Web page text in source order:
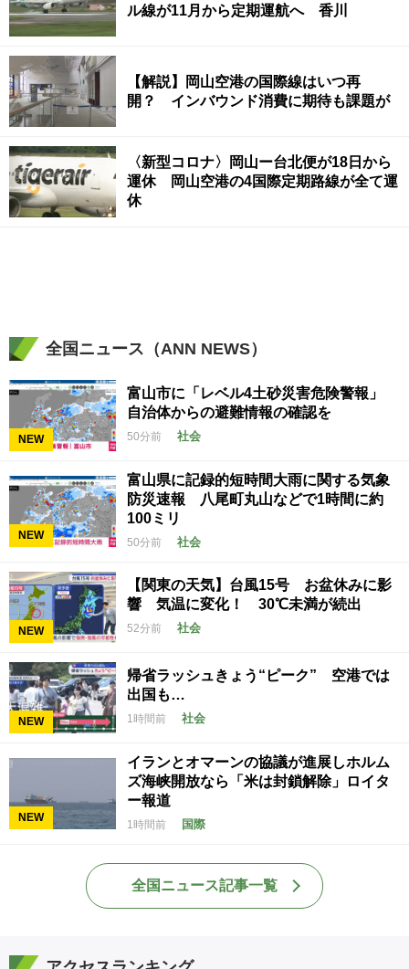
ル線が11月から定期運航へ 香川
【解説】岡山空港の国際線はいつ再
開？ インバウンド消費に期待も課題が
〈新型コロナ〉岡山ー台北便が18日から
運休 岡山空港の4国際定期路線が全て運
休
全国ニュース（ANN NEWS）
NEW
富山市に「レベル4土砂災害危険警報」
自治体からの避難情報の確認を
50分前 社会
NEW
富山県に記録的短時間大雨に関する気象
防災速報 八尾町丸山などで1時間に約
100ミリ
50分前 社会
NEW
【関東の天気】台風15号 お盆休みに影
響 気温に変化！ 30℃未満が続出
52分前 社会
NEW
帰省ラッシュきょう“ピーク” 空港では
出国も…
1時間前 社会
NEW
イランとオマーンの協議が進展しホルム
ズ海峡開放なら「米は封鎖解除」ロイタ
ー報道
1時間前 国際
全国ニュース記事一覧